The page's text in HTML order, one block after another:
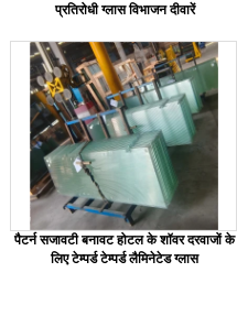
प्रतिरोधी ग्लास विभाजन दीवारें
पैटर्न सजावटी बनावट होटल के शॉवर दरवाजों के
लिए टेम्पर्ड टेम्पर्ड लैमिनेटेड ग्लास